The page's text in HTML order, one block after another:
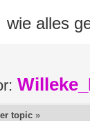
wie alles
topic »